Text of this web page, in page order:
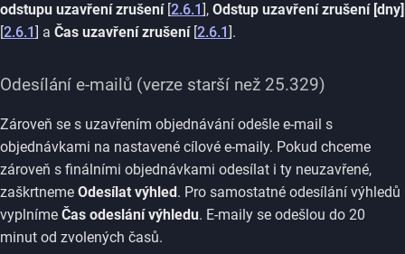
odstupu uzavření zrušení[2.6.1], Odstup uzavření zrušení [dny]
[2.6.1] a Čas uzavření zrušení[2.6.1].
Odesílání e-mailů (verze starší než 25.329)
Zároveň se s uzavřením objednávání odešle e-mail s
objednávkami na nastavené cílové e-maily. Pokud chceme
zároveň s finálními objednávkami odesílat i ty neuzavřené,
zaškrtneme Odesílat výhled. Pro samostatné odesílání výhledů
vyplníme Čas odeslání výhledu. E-maily se odešlou do 20
minut od zvolených časů.